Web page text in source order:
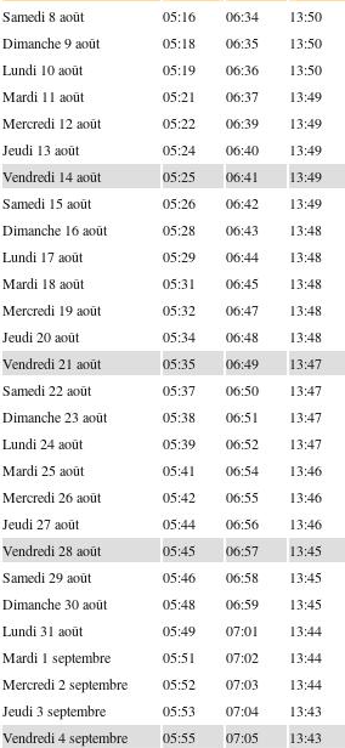
Samedi 8 août 05:16 06:34 13:50
Dimanche 9 août 05:18 06:35 13:50
Lundi 10 août 05:19 06:36 13:50
Mardi 11 août 05:21 06:37 13:49
Mercredi 12 août 05:22 06:39 13:49
Jeudi 13 août 05:24 06:40 13:49
Vendredi 14 août 05:25 06:41 13:49
Samedi 15 août 05:26 06:42 13:49
Dimanche 16 août 05:28 06:43 13:48
Lundi 17 août 05:29 06:44 13:48
Mardi 18 août 05:31 06:45 13:48
Mercredi 19 août 05:32 06:47 13:48
Jeudi 20 août 05:34 06:48 13:48
Vendredi 21 août 05:35 06:49 13:47
Samedi 22 août 05:37 06:50 13:47
Dimanche 23 août 05:38 06:51 13:47
Lundi 24 août 05:39 06:52 13:47
Mardi 25 août 05:41 06:54 13:46
Mercredi 26 août 05:42 06:55 13:46
Jeudi 27 août 05:44 06:56 13:46
Vendredi 28 août 05:45 06:57 13:45
Samedi 29 août 05:46 06:58 13:45
Dimanche 30 août 05:48 06:59 13:45
Lundi 31 août 05:49 07:01 13:44
Mardi 1 septembre 05:51 07:02 13:44
Mercredi 2 septembre 05:52 07:03 13:44
Jeudi 3 septembre 05:53 07:04 13:43
Vendredi 4 septembre 05:55 07:05 13:43